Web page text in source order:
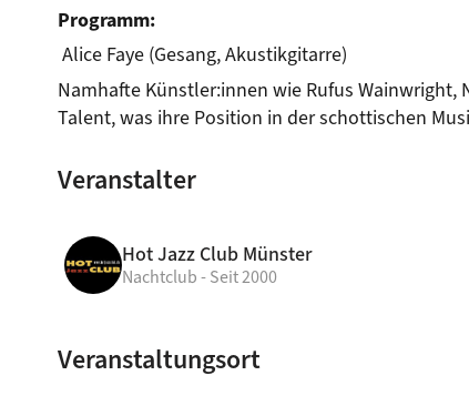
© Alice Faye
Veranstalter
Hot Jazz Club Münster
Nachtclub - Seit 2000
Veranstaltungsort
Programm:
Alice Faye (Gesang, Akustikgitarre)
Namhafte Künstler:innen wie Rufus
Talent, was ihre Position in der schottischen